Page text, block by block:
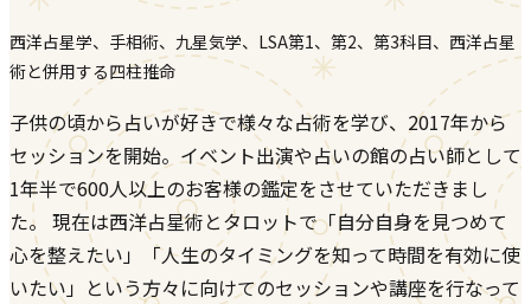
西洋占星学、手相術、九星気学、LSA第1、第2、第3科目、西洋占星
術と併用する四柱推命
子供の頃から占いが好きで様々な占術を学び、2017年から
セッションを開始。イベント出演や占いの館の占い師として
1年半で600人以上のお客様の鑑定をさせていただきまし
た。 現在は西洋占星術とタロットで「自分自身を見つめて
心を整えたい」「人生のタイミングを知って時間を有効に使
いたい」という方々に向けてのセッションや講座を行なって